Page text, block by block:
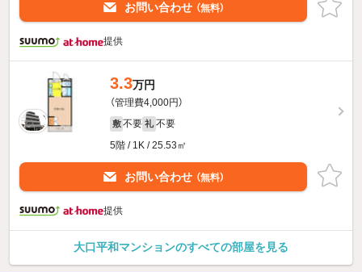
お問い合わせ （無料）
提供
3.3万円
（管理費4,000円）
敷 不要 礼 不要
5階 / 1K / 25.53㎡
お問い合わせ （無料）
提供
大口平和マンションのすべての部屋を見る